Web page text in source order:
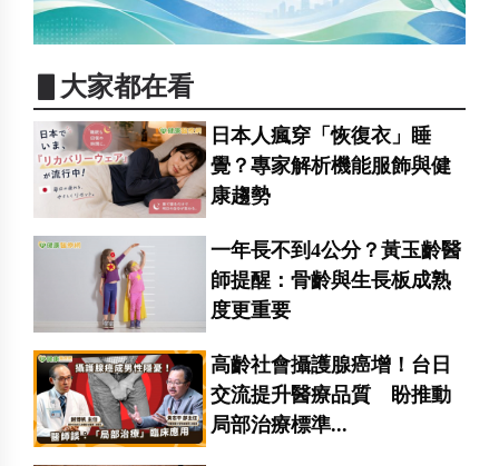
▋大家都在看
日本人瘋穿「恢復衣」睡
覺？專家解析機能服飾與健
康趨勢
一年長不到4公分？黃玉齡醫
師提醒：骨齡與生長板成熟
度更重要
高齡社會攝護腺癌增！台日
交流提升醫療品質 盼推動
局部治療標準...